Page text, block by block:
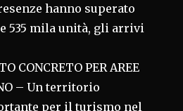
hanno superato
535 mila unità, gli arrivi
CONCRETO PER AREE
– Un territorio
per il turismo nel